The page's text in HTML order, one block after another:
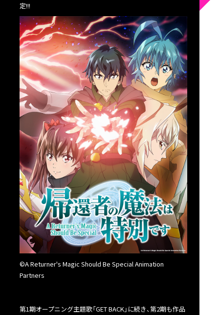
定!!!
©A Returner's Magic Should Be Special Animation
Partners
第1期オープニング主題歌「GET BACK」に続き、第2期も作品